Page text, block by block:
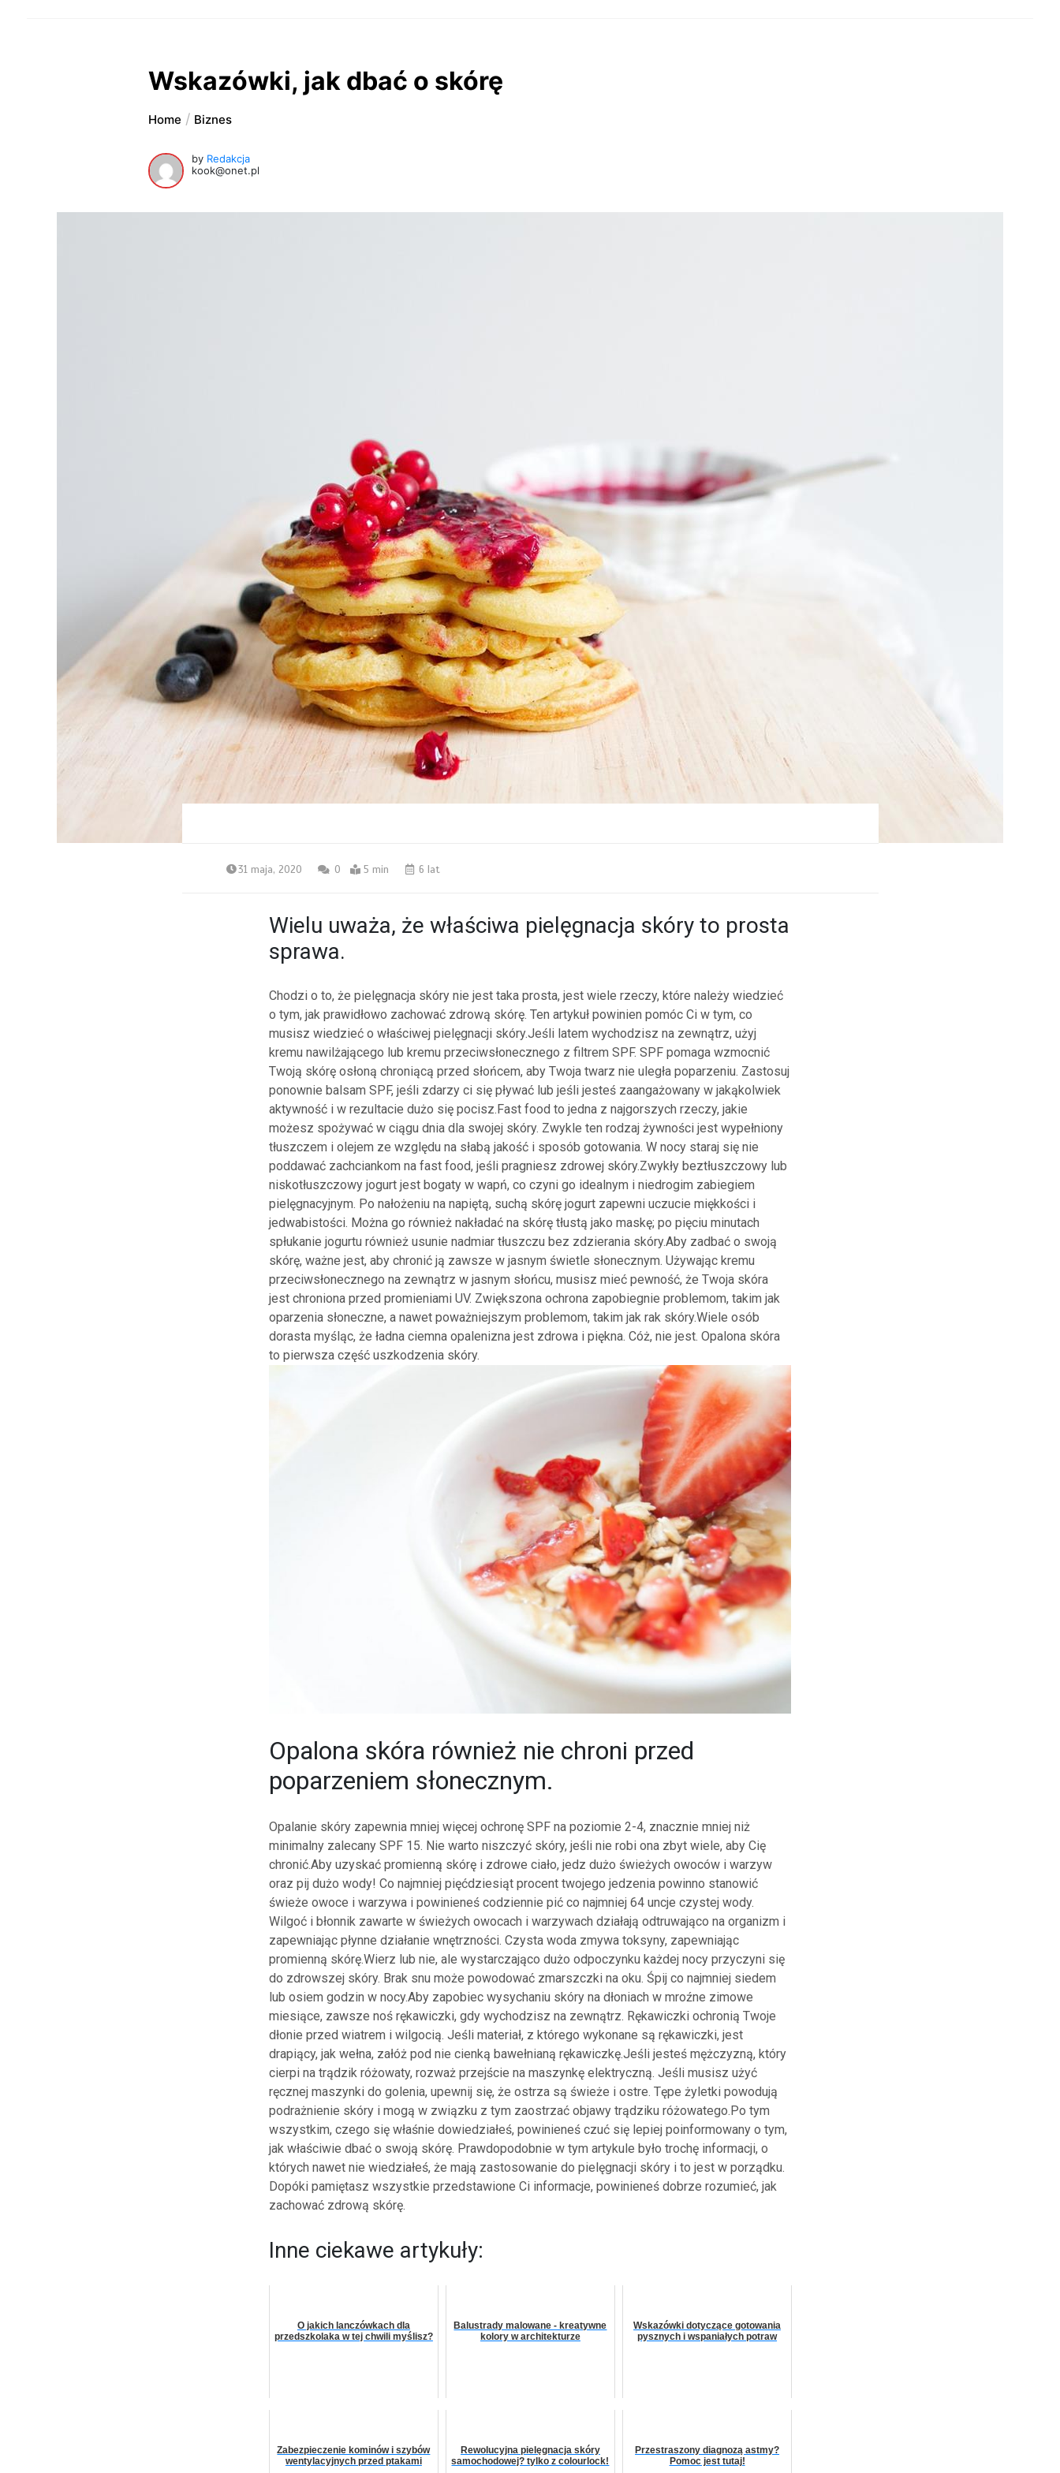
Wskazówki, jak dbać o skórę
Home Biznes
by Redakcja
kook@onet.pl
31 maja, 2020 0 5 min 6 lat
Wielu uważa, że ​​właściwa pielęgnacja skóry to prosta
sprawa.
Chodzi o to, że pielęgnacja skóry nie jest taka prosta, jest wiele rzeczy, które należy wiedzieć
o tym, jak prawidłowo zachować zdrową skórę. Ten artykuł powinien pomóc Ci w tym, co
musisz wiedzieć o właściwej pielęgnacji skóry.Jeśli latem wychodzisz na zewnątrz, użyj
kremu nawilżającego lub kremu przeciwsłonecznego z filtrem SPF. SPF pomaga wzmocnić
Twoją skórę osłoną chroniącą przed słońcem, aby Twoja twarz nie uległa poparzeniu. Zastosuj
ponownie balsam SPF, jeśli zdarzy ci się pływać lub jeśli jesteś zaangażowany w jakąkolwiek
aktywność i w rezultacie dużo się pocisz.Fast food to jedna z najgorszych rzeczy, jakie
możesz spożywać w ciągu dnia dla swojej skóry. Zwykle ten rodzaj żywności jest wypełniony
tłuszczem i olejem ze względu na słabą jakość i sposób gotowania. W nocy staraj się nie
poddawać zachciankom na fast food, jeśli pragniesz zdrowej skóry.Zwykły beztłuszczowy lub
niskotłuszczowy jogurt jest bogaty w wapń, co czyni go idealnym i niedrogim zabiegiem
pielęgnacyjnym. Po nałożeniu na napiętą, suchą skórę jogurt zapewni uczucie miękkości i
jedwabistości. Można go również nakładać na skórę tłustą jako maskę; po pięciu minutach
spłukanie jogurtu również usunie nadmiar tłuszczu bez zdzierania skóry.Aby zadbać o swoją
skórę, ważne jest, aby chronić ją zawsze w jasnym świetle słonecznym. Używając kremu
przeciwsłonecznego na zewnątrz w jasnym słońcu, musisz mieć pewność, że Twoja skóra
jest chroniona przed promieniami UV. Zwiększona ochrona zapobiegnie problemom, takim jak
oparzenia słoneczne, a nawet poważniejszym problemom, takim jak rak skóry.Wiele osób
dorasta myśląc, że ładna ciemna opalenizna jest zdrowa i piękna. Cóż, nie jest. Opalona skóra
to pierwsza część uszkodzenia skóry.
Opalona skóra również nie chroni przed
poparzeniem słonecznym.
Opalanie skóry zapewnia mniej więcej ochronę SPF na poziomie 2-4, znacznie mniej niż
minimalny zalecany SPF 15. Nie warto niszczyć skóry, jeśli nie robi ona zbyt wiele, aby Cię
chronić.Aby uzyskać promienną skórę i zdrowe ciało, jedz dużo świeżych owoców i warzyw
oraz pij dużo wody! Co najmniej pięćdziesiąt procent twojego jedzenia powinno stanowić
świeże owoce i warzywa i powinieneś codziennie pić co najmniej 64 uncje czystej wody.
Wilgoć i błonnik zawarte w świeżych owocach i warzywach działają odtruwająco na organizm i
zapewniając płynne działanie wnętrzności. Czysta woda zmywa toksyny, zapewniając
promienną skórę.Wierz lub nie, ale wystarczająco dużo odpoczynku każdej nocy przyczyni się
do zdrowszej skóry. Brak snu może powodować zmarszczki na oku. Śpij co najmniej siedem
lub osiem godzin w nocy.Aby zapobiec wysychaniu skóry na dłoniach w mroźne zimowe
miesiące, zawsze noś rękawiczki, gdy wychodzisz na zewnątrz. Rękawiczki ochronią Twoje
dłonie przed wiatrem i wilgocią. Jeśli materiał, z którego wykonane są rękawiczki, jest
drapiący, jak wełna, załóż pod nie cienką bawełnianą rękawiczkę.Jeśli jesteś mężczyzną, który
cierpi na trądzik różowaty, rozważ przejście na maszynkę elektryczną. Jeśli musisz użyć
ręcznej maszynki do golenia, upewnij się, że ostrza są świeże i ostre. Tępe żyletki powodują
podrażnienie skóry i mogą w związku z tym zaostrzać objawy trądziku różowatego.Po tym
wszystkim, czego się właśnie dowiedziałeś, powinieneś czuć się lepiej poinformowany o tym,
jak właściwie dbać o swoją skórę. Prawdopodobnie w tym artykule było trochę informacji, o
których nawet nie wiedziałeś, że mają zastosowanie do pielęgnacji skóry i to jest w porządku.
Dopóki pamiętasz wszystkie przedstawione Ci informacje, powinieneś dobrze rozumieć, jak
zachować zdrową skórę.
Inne ciekawe artykuły:
O jakich lanczówkach dla
przedszkolaka w tej chwili myślisz?
Balustrady malowane - kreatywne
kolory w architekturze
Wskazówki dotyczące gotowania
pysznych i wspaniałych potraw
Zabezpieczenie kominów i szybów
wentylacyjnych przed ptakami
Rewolucyjna pielęgnacja skóry
samochodowej? tylko z colourlock!
Przestraszony diagnozą astmy?
Pomoc jest tutaj!